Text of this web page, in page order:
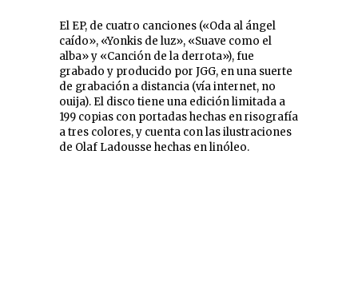
El EP, de cuatro canciones («Oda al ángel
caído», «Yonkis de luz», «Suave como el
alba» y «Canción de la derrota»), fue
grabado y producido por JGG, en una suerte
de grabación a distancia (vía internet, no
ouija). El disco tiene una edición limitada a
199 copias con portadas hechas en risografía
a tres colores, y cuenta con las ilustraciones
de Olaf Ladousse hechas en linóleo.